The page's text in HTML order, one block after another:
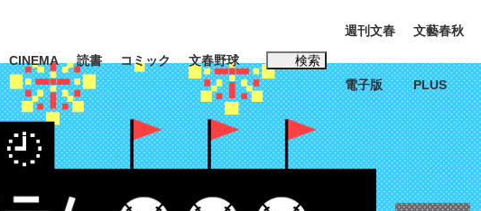
インタビュー 読書
CINEMA 読書 コミック 文春野球 検索
週刊文春
電子版
文藝春秋
PLUS